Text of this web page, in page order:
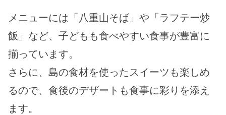
メニューには「八重山そば」や「ラフテー炒
飯」など、子どもも食べやすい食事が豊富に
揃っています。
さらに、島の食材を使ったスイーツも楽しめ
るので、食後のデザートも食事に彩りを添え
ます。